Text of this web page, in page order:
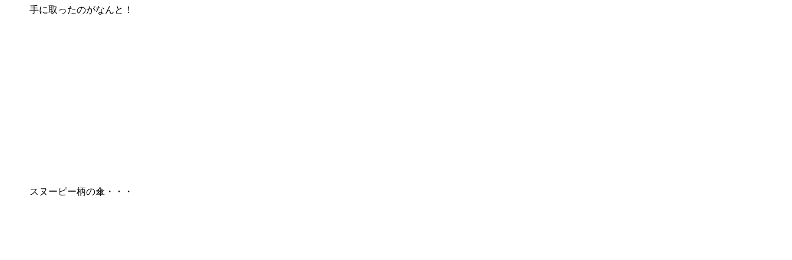
手に取ったのがなんと！
スヌーピー柄の傘・・・